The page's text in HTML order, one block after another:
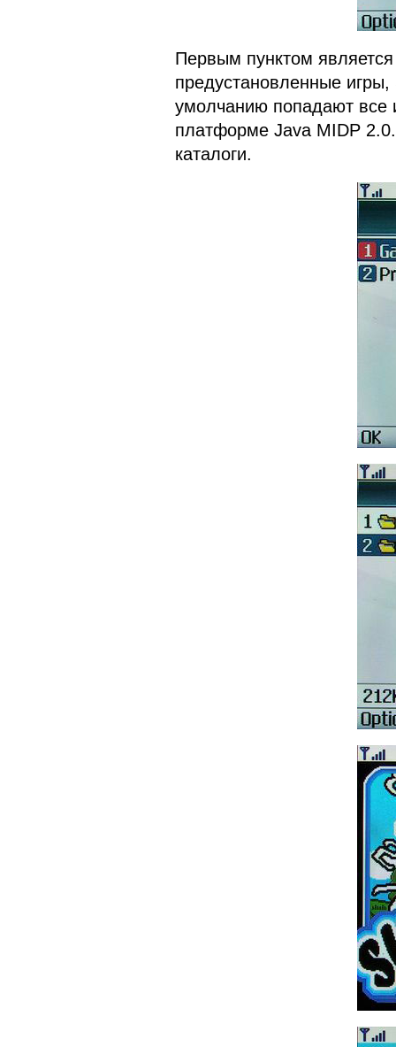
Первым пунктом
предустановленные
умолчанию попадают все
платформе Java MIDP
каталоги.